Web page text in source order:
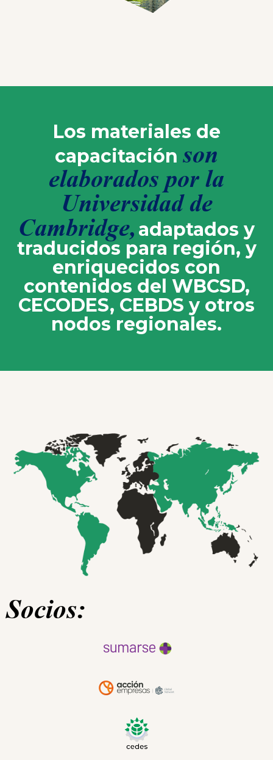
Los materiales de
capacitación son
elaborados por la
Universidad de
Cambridge, adaptados y
traducidos para región, y
enriquecidos con
contenidos del WBCSD,
CECODES, CEBDS y otros
nodos regionales.
Socios: